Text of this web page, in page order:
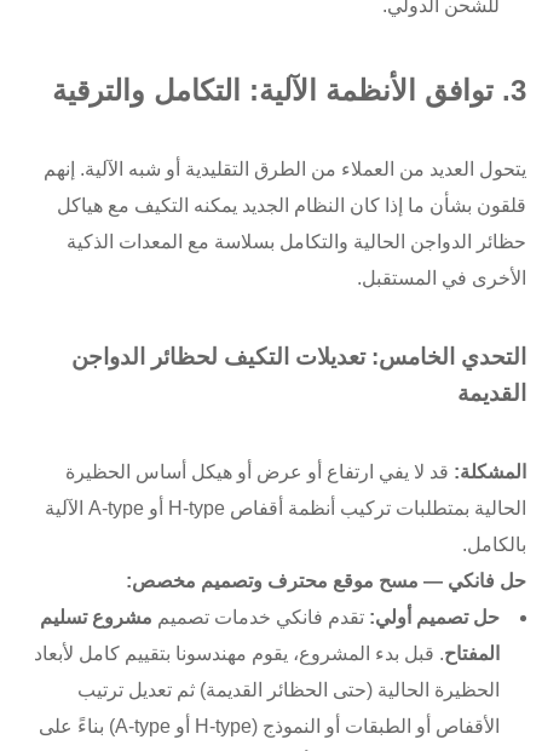
للشحن الدولي.
3. توافق الأنظمة الآلية: التكامل والترقية
يتحول العديد من العملاء من الطرق التقليدية أو شبه الآلية. إنهم
قلقون بشأن ما إذا كان النظام الجديد يمكنه التكيف مع هياكل
حظائر الدواجن الحالية والتكامل بسلاسة مع المعدات الذكية
الأخرى في المستقبل.
التحدي الخامس: تعديلات التكيف لحظائر الدواجن
القديمة
المشكلة: قد لا يفي ارتفاع أو عرض أو هيكل أساس الحظيرة
الحالية بمتطلبات تركيب أنظمة أقفاص H-type أو A-type الآلية
بالكامل.
حل فانكي — مسح موقع محترف وتصميم مخصص:
حل تصميم أولي: تقدم فانكي خدمات تصميم مشروع تسليم
المفتاح. قبل بدء المشروع، يقوم مهندسونا بتقييم كامل لأبعاد
الحظيرة الحالية (حتى الحظائر القديمة) ثم تعديل ترتيب
الأقفاص أو الطبقات أو النموذج (H-type أو A-type) بناءً على